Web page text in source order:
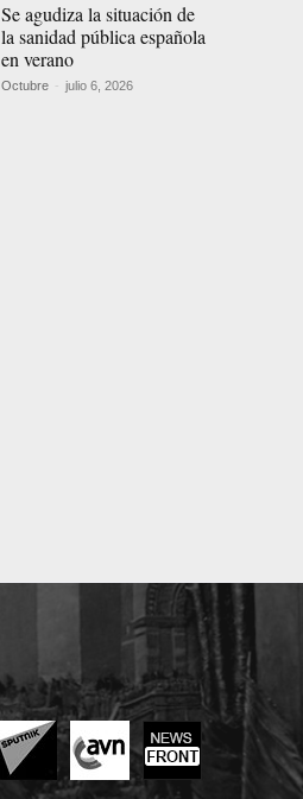
Se agudiza la situación de
la sanidad pública española
en verano
Octubre - julio 6, 2026